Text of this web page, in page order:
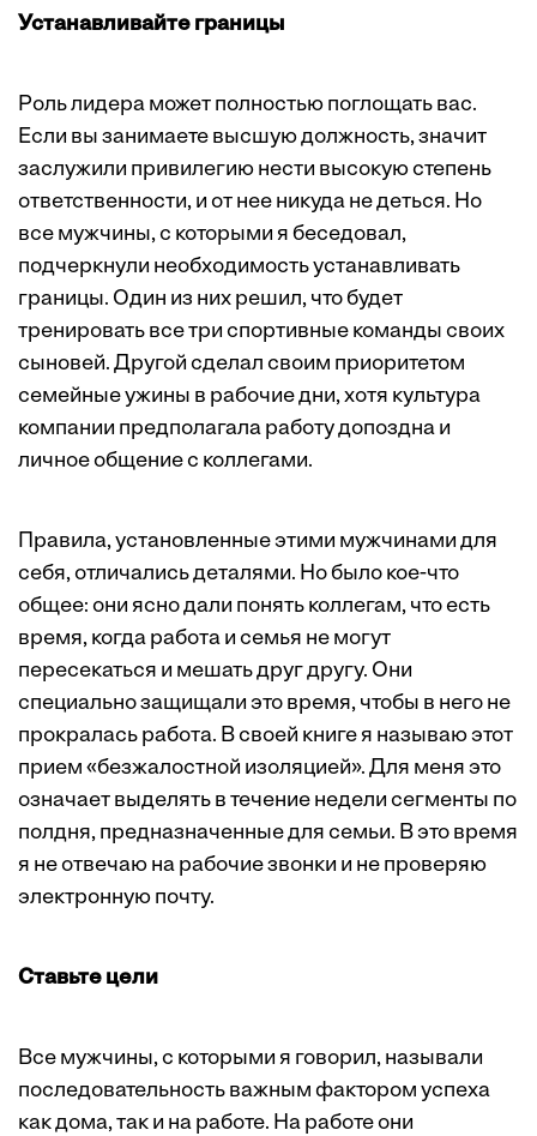
Устанавливайте границы
Роль лидера может полностью поглощать вас.
Если вы занимаете высшую должность, значит
заслужили привилегию нести высокую степень
ответственности, и от нее никуда не деться. Но
все мужчины, с которыми я беседовал,
подчеркнули необходимость устанавливать
границы. Один из них решил, что будет
тренировать все три спортивные команды своих
сыновей. Другой сделал своим приоритетом
семейные ужины в рабочие дни, хотя культура
компании предполагала работу допоздна и
личное общение с коллегами.
Правила, установленные этими мужчинами для
себя, отличались деталями. Но было кое-что
общее: они ясно дали понять коллегам, что есть
время, когда работа и семья не могут
пересекаться и мешать друг другу. Они
специально защищали это время, чтобы в него не
прокралась работа. В своей книге я называю этот
прием «безжалостной изоляцией». Для меня это
означает выделять в течение недели сегменты по
полдня, предназначенные для семьи. В это время
я не отвечаю на рабочие звонки и не проверяю
электронную почту.
Ставьте цели
Все мужчины, с которыми я говорил, называли
последовательность важным фактором успеха
как дома, так и на работе. На работе они